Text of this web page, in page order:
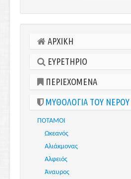
ΑΡΧΙΚΗ
ΕΥΡΕΤΗΡΙΟ
ΠΕΡΙΕΧΟΜΕΝΑ
ΜΥΘΟΛΟΓΙΑ ΤΟΥ ΝΕΡΟΥ
ΠΟΤΑΜΟΙ
Ωκεανός
Αλιάκμονας
Αλφειός
Άναυρος